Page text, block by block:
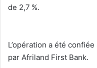
de 2,7 %.
‎L’opération a été
par Afriland First Bank.